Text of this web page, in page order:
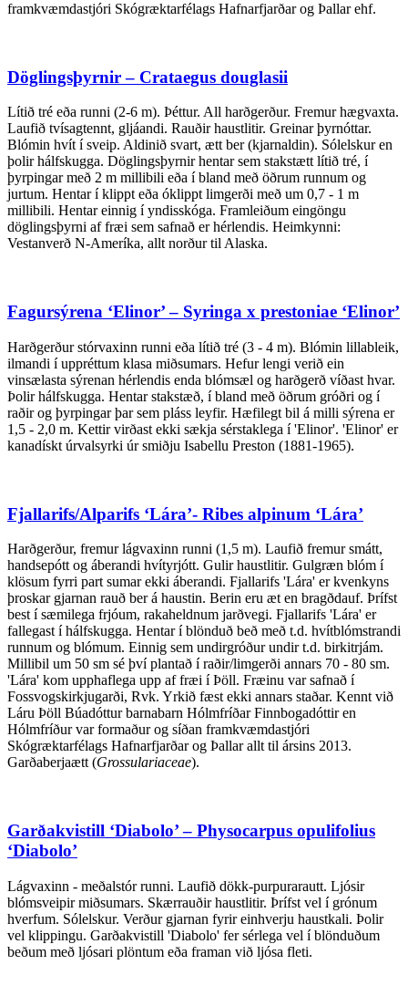
framkvæmdastjóri Skógræktarfélags Hafnarfjarðar og Þallar ehf.
Döglingsþyrnir – Crataegus douglasii
Lítið tré eða runni (2-6 m). Þéttur. All harðgerður. Fremur hægvaxta.
Laufið tvísagtennt, gljáandi. Rauðir haustlitir. Greinar þyrnóttar.
Blómin hvít í sveip. Aldinið svart, ætt ber (kjarnaldin). Sólelskur en
þolir hálfskugga. Döglingsþyrnir hentar sem stakstætt lítið tré, í
þyrpingar með 2 m millibili eða í bland með öðrum runnum og
jurtum. Hentar í klippt eða óklippt limgerði með um 0,7 - 1 m
millibili. Hentar einnig í yndisskóga. Framleiðum eingöngu
döglingsþyrni af fræi sem safnað er hérlendis. Heimkynni:
Vestanverð N-Ameríka, allt norður til Alaska.
Fagursýrena ‘Elinor’ – Syringa x prestoniae ‘Elinor’
Harðgerður stórvaxinn runni eða lítið tré (3 - 4 m). Blómin lillableik,
ilmandi í uppréttum klasa miðsumars. Hefur lengi verið ein
vinsælasta sýrenan hérlendis enda blómsæl og harðgerð víðast hvar.
Þolir hálfskugga. Hentar stakstæð, í bland með öðrum gróðri og í
raðir og þyrpingar þar sem pláss leyfir. Hæfilegt bil á milli sýrena er
1,5 - 2,0 m. Kettir virðast ekki sækja sérstaklega í 'Elinor'. 'Elinor' er
kanadískt úrvalsyrki úr smiðju Isabellu Preston (1881-1965).
Fjallarifs/Alparifs ‘Lára’- Ribes alpinum ‘Lára’
Harðgerður, fremur lágvaxinn runni (1,5 m). Laufið fremur smátt,
handsepótt og áberandi hvítyrjótt. Gulir haustlitir. Gulgræn blóm í
klösum fyrri part sumar ekki áberandi. Fjallarifs 'Lára' er kvenkyns
þroskar gjarnan rauð ber á haustin. Berin eru æt en bragðdauf. Þrífst
best í sæmilega frjóum, rakaheldnum jarðvegi. Fjallarifs 'Lára' er
fallegast í hálfskugga. Hentar í blönduð beð með t.d. hvítblómstrandi
runnum og blómum. Einnig sem undirgróður undir t.d. birkitrjám.
Millibil um 50 sm sé því plantað í raðir/limgerði annars 70 - 80 sm.
'Lára' kom upphaflega upp af fræi í Þöll. Fræinu var safnað í
Fossvogskirkjugarði, Rvk. Yrkið fæst ekki annars staðar. Kennt við
Láru Þöll Búadóttur barnabarn Hólmfríðar Finnbogadóttir en
Hólmfríður var formaður og síðan framkvæmdastjóri
Skógræktarfélags Hafnarfjarðar og Þallar allt til ársins 2013.
Garðaberjaætt (Grossulariaceae).
Garðakvistill ‘Diabolo’ – Physocarpus opulifolius
‘Diabolo’
Lágvaxinn - meðalstór runni. Laufið dökk-purpurarautt. Ljósir
blómsveipir miðsumars. Skærrauðir haustlitir. Þrífst vel í grónum
hverfum. Sólelskur. Verður gjarnan fyrir einhverju haustkali. Þolir
vel klippingu. Garðakvistill 'Diabolo' fer sérlega vel í blönduðum
beðum með ljósari plöntum eða framan við ljósa fleti.